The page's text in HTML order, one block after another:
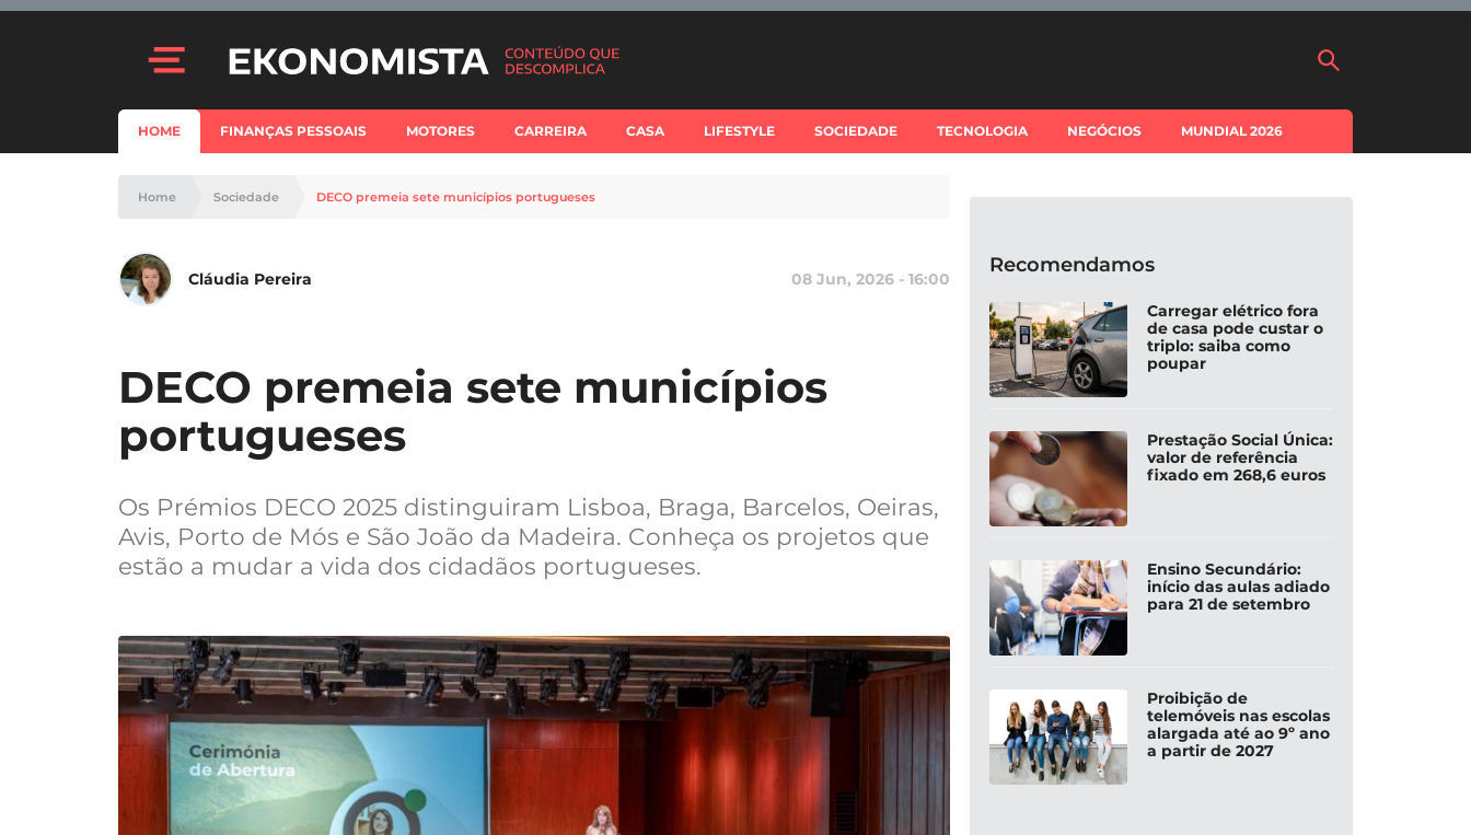
HOME FINANÇAS PESSOAIS MOTORES CARREIRA CASA LIFESTYLE SOCIEDADE TECNOLOGIA NEGÓCIOS MUNDIAL 2026
Home Sociedade DECO premeia sete municípios portugueses
Cláudia Pereira 08 Jun, 2026 - 16:00
DECO premeia sete municípios
portugueses
Os Prémios DECO 2025 distinguiram Lisboa, Braga, Barcelos, Oeiras,
Avis, Porto de Mós e São João da Madeira. Conheça os projetos que
estão a mudar a vida dos cidadãos portugueses.
Recomendamos
Carregar elétrico fora
de casa pode custar o
triplo: saiba como
poupar
Prestação Social Única:
valor de referência
fixado em 268,6 euros
Ensino Secundário:
início das aulas adiado
para 21 de setembro
Proibição de
telemóveis nas escolas
alargada até ao 9º ano
a partir de 2027